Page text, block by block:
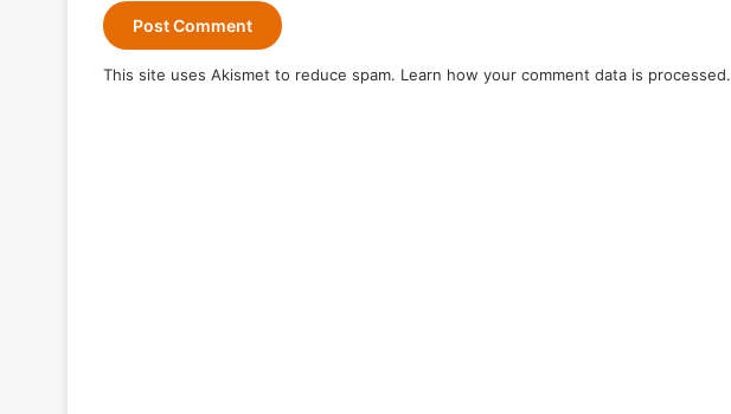
This site uses Akismet to reduce spam. Learn how your comment data is processed.